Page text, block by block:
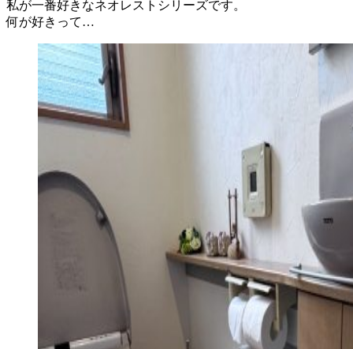
私が一番好きなネオレストシリーズです。
何が好きって…